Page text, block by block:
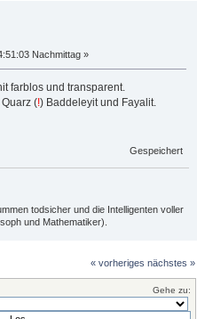
Nachmittag »
farblos und transparent.
(!) Baddeleyit und Fayalit.
Gespeichert
todsicher und die Intelligenten voller
und Mathematiker).
« vorheriges nächstes »
Gehe zu: